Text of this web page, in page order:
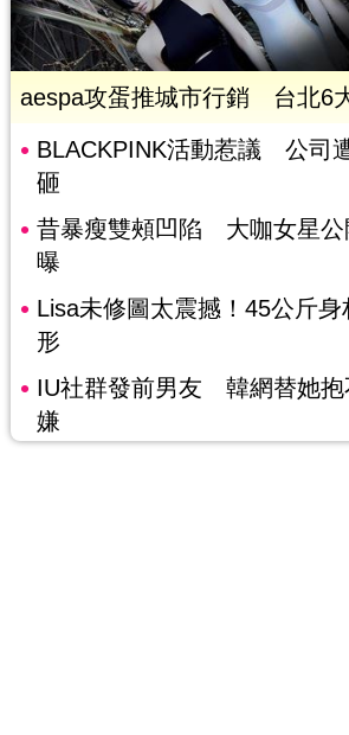
aespa攻蛋推城市行銷 台北6
BLACKPINK活動惹議 公司
砸
昔暴瘦雙頰凹陷 大咖女星公
曝
Lisa未修圖太震撼！45公斤身
形
IU社群發前男友 韓網替她抱
嫌